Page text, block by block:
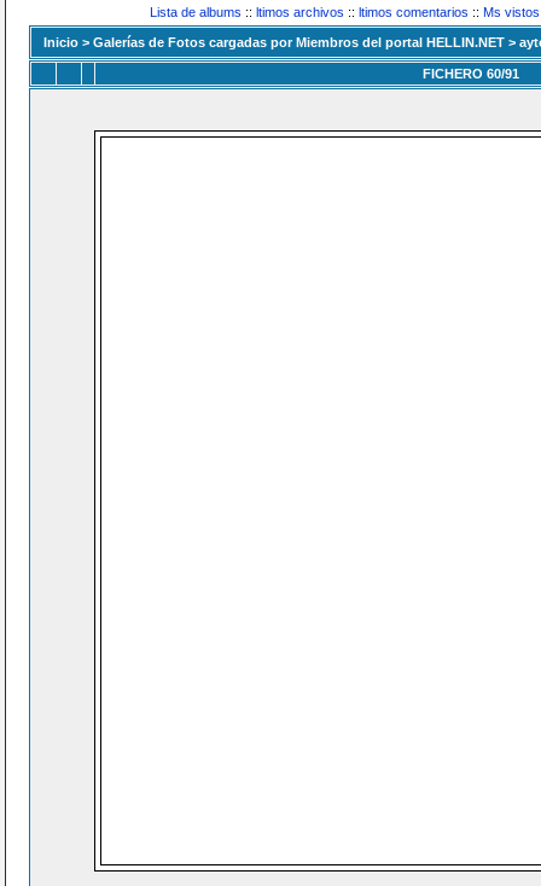
Lista de albums :: ltimos archivos :: ltimos comentarios :: Ms vistos
Inicio > Galerías de Fotos cargadas por Miembros del portal HELLIN.NET >
FICHERO 60/91